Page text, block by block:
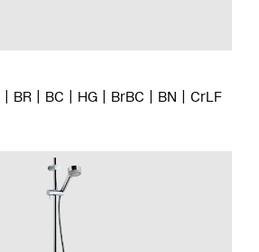
BR BC HG BrBC BN CrLF